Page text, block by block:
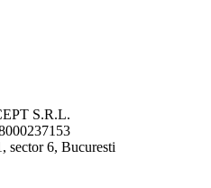
S.R.L.
sector 6, Bucuresti